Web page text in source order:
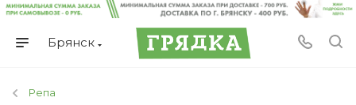
Брянск
Репа